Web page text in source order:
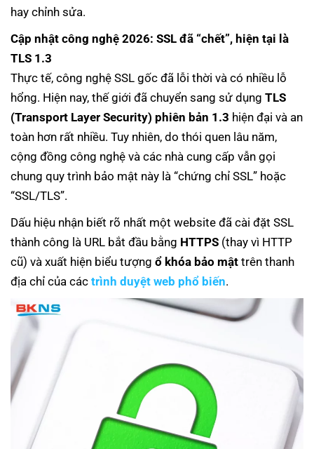
hay chỉnh sửa.
Cập nhật công nghệ 2026: SSL đã “chết”, hiện tại là
TLS 1.3
Thực tế, công nghệ SSL gốc đã lỗi thời và có nhiều lỗ
hổng. Hiện nay, thế giới đã chuyển sang sử dụng TLS
(Transport Layer Security) phiên bản 1.3 hiện đại và an
toàn hơn rất nhiều. Tuy nhiên, do thói quen lâu năm,
cộng đồng công nghệ và các nhà cung cấp vẫn gọi
chung quy trình bảo mật này là “chứng chỉ SSL” hoặc
“SSL/TLS”.
Dấu hiệu nhận biết rõ nhất một website đã cài đặt SSL
thành công là URL bắt đầu bằng HTTPS (thay vì HTTP
cũ) và xuất hiện biểu tượng ổ khóa bảo mật trên thanh
địa chỉ của các trình duyệt web phổ biến.